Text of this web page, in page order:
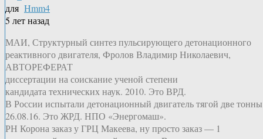
для Hmm4
5 лет назад
МАИ, Структурный синтез пульсирующего детонационного
реактивного двигателя, Фролов Владимир Николаевич,
АВТОРЕФЕРАТ
диссертации на соискание ученой степени
кандидата технических наук. 2010. Это ВРД.
В России испытали детонационный двигатель тягой две
26.08.16. Это ЖРД. НПО «Энергомаш».
РН Корона заказ у ГРЦ Макеева, ну просто заказ — 1